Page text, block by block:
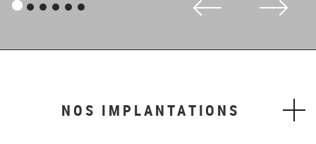
Panneau
Panneau
Panneau
Panneau
Panneau
Panneau
NOS IMPLANTATIONS